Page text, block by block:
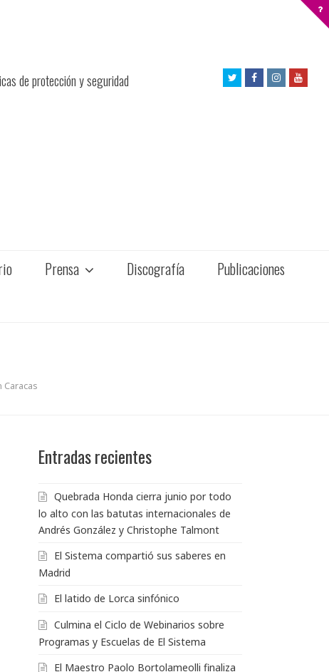
de protección y seguridad
TwitterFacebookInstagram
Prensa Discografía Publicaciones
Entradas recientes
Quebrada Honda cierra junio por todo
lo alto con las batutas internacionales de
Andrés González y Christophe Talmont
El Sistema compartió sus saberes en
Madrid
El latido de Lorca sinfónico
Culmina el Ciclo de Webinarios sobre
Programas y Escuelas de El Sistema
El Maestro Paolo Bortolameolli finaliza